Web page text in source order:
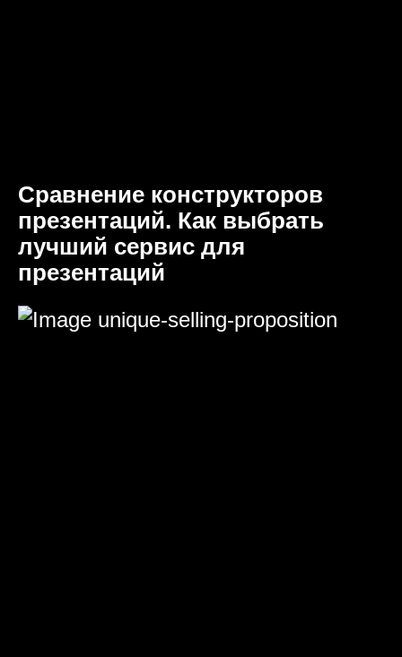
Сравнение конструкторов
презентаций. Как выбрать
лучший сервис для
презентаций